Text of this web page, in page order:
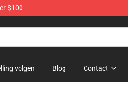
$100
volgen Blog Contact